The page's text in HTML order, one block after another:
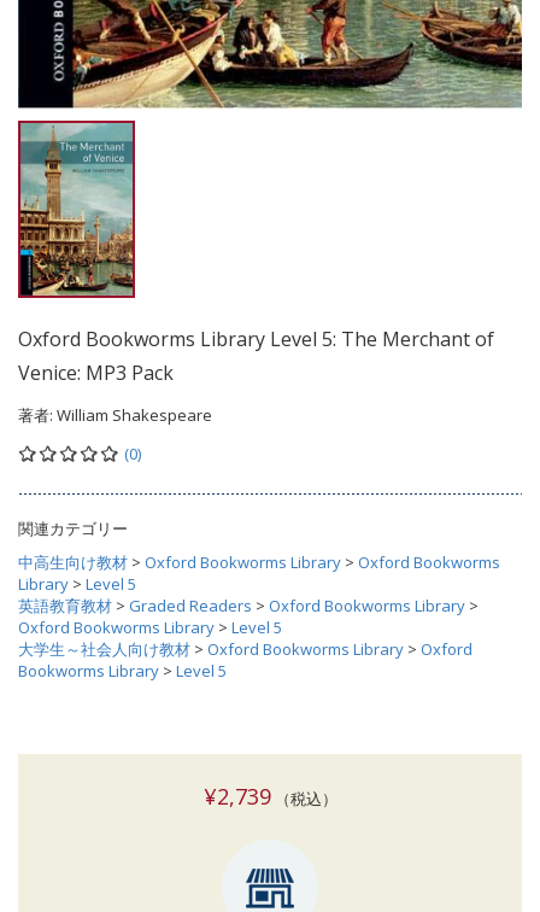
Oxford Bookworms Library Level 5: The Merchant of
Venice: MP3 Pack
著者: William Shakespeare
(0)
関連カテゴリー
中高生向け教材 > Oxford Bookworms Library > Oxford Bookworms
Library > Level 5
英語教育教材 > Graded Readers > Oxford Bookworms Library >
Oxford Bookworms Library > Level 5
大学生～社会人向け教材 > Oxford Bookworms Library > Oxford
Bookworms Library > Level 5
¥2,739（税込）